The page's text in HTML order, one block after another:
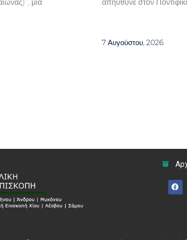
μια
απηύθυνε στον
7 Αυγούστου, 2026